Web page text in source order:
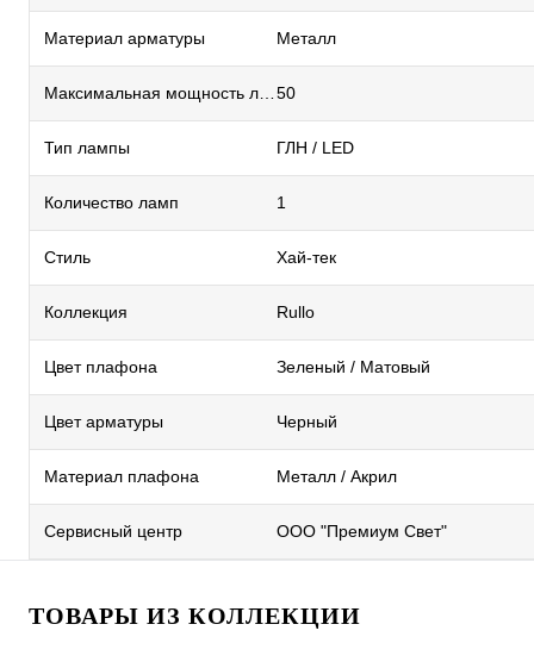
Материал арматуры Металл
50
Тип лампы ГЛН / LED
Количество ламп 1
Стиль Хай-тек
Коллекция Rullo
Цвет плафона Зеленый / Матовый
Цвет арматуры Черный
Материал плафона Металл / Акрил
Сервисный центр ООО "Премиум Свет"
ТОВАРЫ ИЗ КОЛЛЕКЦИИ